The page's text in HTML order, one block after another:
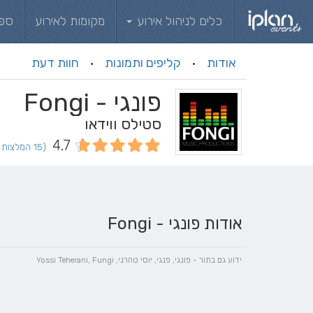
כלים לניהול אירוע מקומות לאירוע
אודות · קליפים ותמונות · חוות דעת
פונגי - Fongi
סטילס ווידאו
4.7 (15 המלצות וחוות דעת)
אודות פונגי - Fongi
ידוע גם בתור - פונגי, פנגי, יוסי טהרני, Yossi Teherani, Fungi